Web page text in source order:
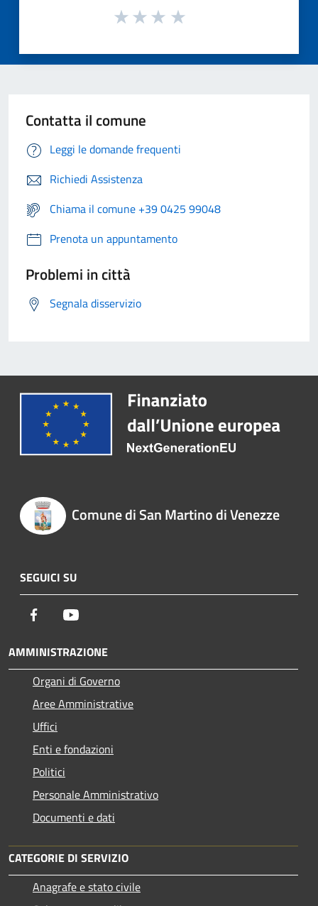
Contatta il comune
Leggi le domande frequenti
Richiedi Assistenza
Chiama il comune +39 0425 99048
Prenota un appuntamento
Problemi in città
Segnala disservizio
Comune di San Martino di Venezze
SEGUICI SU
Facebook
AMMINISTRAZIONE
Organi di Governo
Aree Amministrative
Uffici
Enti e fondazioni
Politici
Personale Amministrativo
Documenti e dati
CATEGORIE DI SERVIZIO
Anagrafe e stato civile